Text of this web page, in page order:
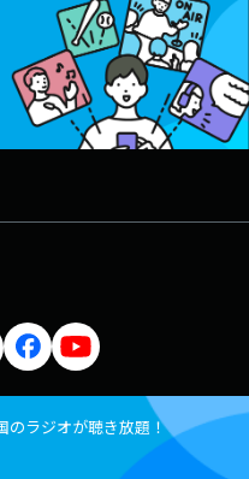
のラジオが聴き放題！